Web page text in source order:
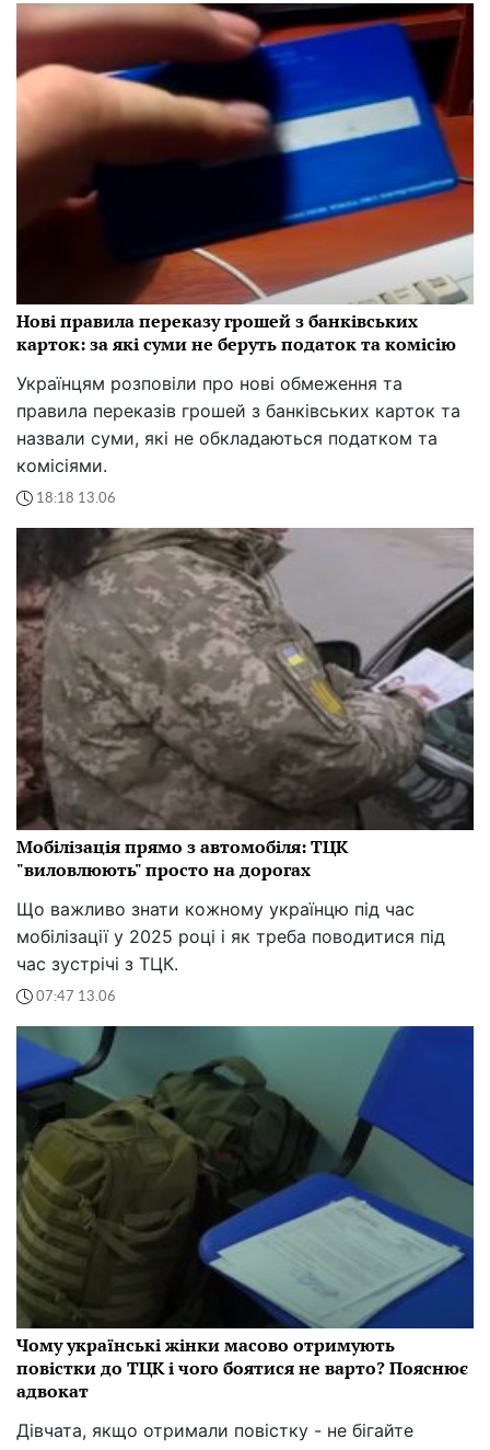
Нові правила переказу грошей з банківських
карток: за які суми не беруть податок та комісію
Українцям розповіли про нові обмеження та
правила переказів грошей з банківських карток та
назвали суми, які не обкладаються податком та
комісіями.
18:18 13.06
Мобілізація прямо з автомобіля: ТЦК
"виловлюють" просто на дорогах
Що важливо знати кожному українцю під час
мобілізації у 2025 році і як треба поводитися під
час зустрічі з ТЦК.
07:47 13.06
Чому українські жінки масово отримують
повістки до ТЦК і чого боятися не варто? Пояснює
адвокат
Дівчата, якщо отримали повістку - не бігайте